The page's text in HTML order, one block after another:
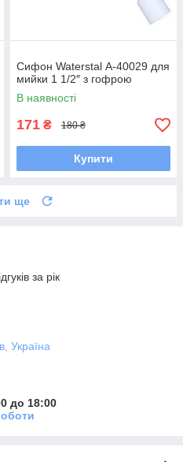
Сифон Waterstal А-40029 для
мийки 1 1/2″ з гофрою
В наявності
171 ₴ 180 ₴
Купити
ще
за рік
Україна
до 18:00